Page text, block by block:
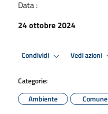
Data :
24 ottobre 2024
Condividi Vedi azioni
Categorie:
Ambiente
Comune